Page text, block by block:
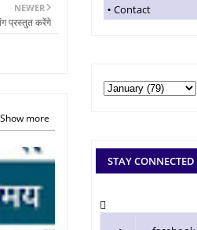
NEWER
प्रस्तुत करेंगे
Show more
Contact
STAY CONNECTED